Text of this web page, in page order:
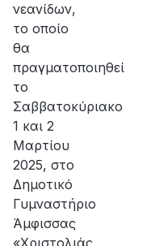
νεανίδων,
το οποίο
θα
πραγματοποιηθεί
το
Σαββατοκύριακο
1 και 2
Μαρτίου
2025, στο
Δημοτικό
Γυμναστήριο
Άμφισσας
«Χριστολιάς